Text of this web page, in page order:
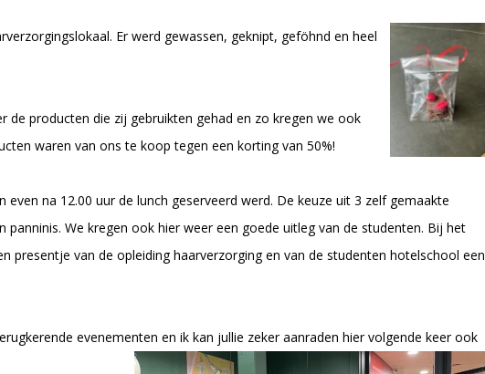
gingslokaal. Er werd gewassen, geknipt, geföhnd en heel
de producten die zij gebruikten gehad en zo kregen we ook
waren van ons te koop tegen een korting van 50%!
na 12.00 uur de lunch geserveerd werd. De keuze uit 3 zelf gemaakte
We kregen ook hier weer een goede uitleg van de studenten. Bij het
presentje van de opleiding haarverzorging en van de studenten hotelschool een
evenementen en ik kan jullie zeker aanraden hier volgende keer ook